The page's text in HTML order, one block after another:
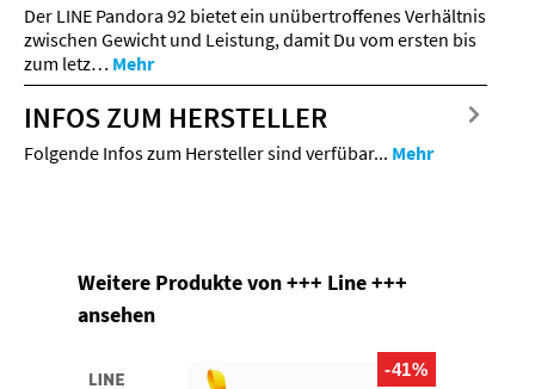
Der LINE Pandora 92 bietet ein unübertroffenes Verhältnis
zwischen Gewicht und Leistung, damit Du vom ersten bis
zum letz… Mehr
INFOS ZUM HERSTELLER
Folgende Infos zum Hersteller sind verfübar... Mehr
Produktgalerie überspringen
Weitere Produkte von +++ Line +++
ansehen
-41%